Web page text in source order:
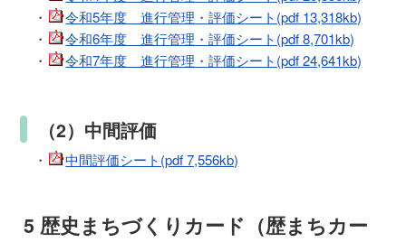
・
令和5年度 進行管理・評価シート(pdf 13,318kb)
・
令和6年度 進行管理・評価シート(pdf 8,701kb)
・
令和7年度 進行管理・評価シート(pdf 24,641kb)
（2）中間評価
・ 中間評価シート(pdf 7,556kb)
5 歴史まちづくりカード（歴まちカー